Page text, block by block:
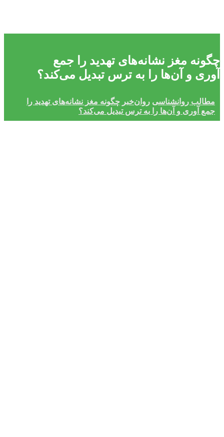
چگونه مغز نشانه‌های تهدید را جمع
آوری و آن‌ها را به ترس تبدیل می‌کند؟
مطالب روانشناسی روان‌خبر چگونه مغز نشانه‌های تهدید را
جمع آوری و آن‌ها را به ترس تبدیل می‌کند؟